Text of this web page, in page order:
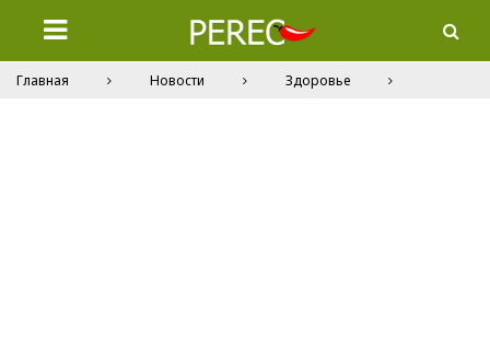
Главная Новости Здоровье